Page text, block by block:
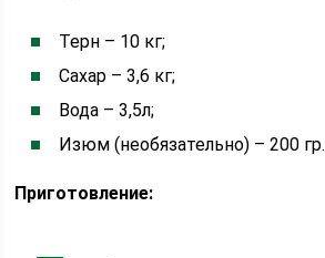
Терн – 10 кг;
Сахар – 3,6 кг;
Вода – 3,5л;
Изюм (необязательно) – 200 гр.
Приготовление: